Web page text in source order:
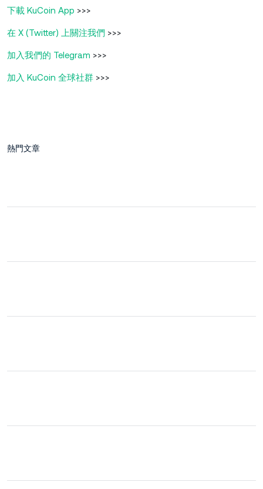
下載 KuCoin App >>>
在 X (Twitter) 上關注我們 >>>
加入我們的 Telegram >>>
加入 KuCoin 全球社群 >>>
熱門文章